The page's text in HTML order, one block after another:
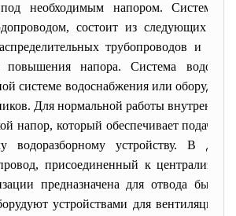
необходимым напором. Система
состоит из следующих
трубопроводов и
повышения напора. Система
системе водоснабжения или
Для нормальной работы
напор, который обеспечивает подачу
водоразборному устройству. В
присоединенный к
предназначена для отвода
устройствами для вентиляции,